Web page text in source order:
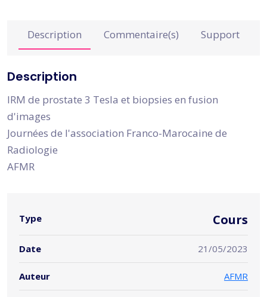
Description Commentaire(s) Support
Description
IRM de prostate 3 Tesla et biopsies en fusion
d'images
Journées de l'association Franco-Marocaine de
Radiologie
AFMR
Type Cours
Date 21/05/2023
Auteur AFMR